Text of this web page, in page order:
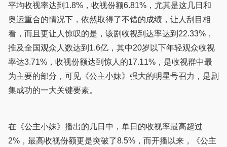
平均收视率达到1.8%，收视份额6.81%，尤其是这几日和
奥运重合的情况下，依然取得了不错的成绩，让人刮目相
看，而且更让人惊叹的是，该剧收视到达率达到22.33%，
推及全国观众人数达到1.6亿，其中20岁以下年轻观众收视
率达3.71%，收视份额达到惊人的17.11%，是收视群中最
为主要的部分，可见《公主小妹》强大的明星号召力，是剧
集成功的一大关键要素。
在《公主小妹》播出的几日中，单日的收视率最高超过
2%，最高收视份额更是突破了8.5%，而开播以来，《公主